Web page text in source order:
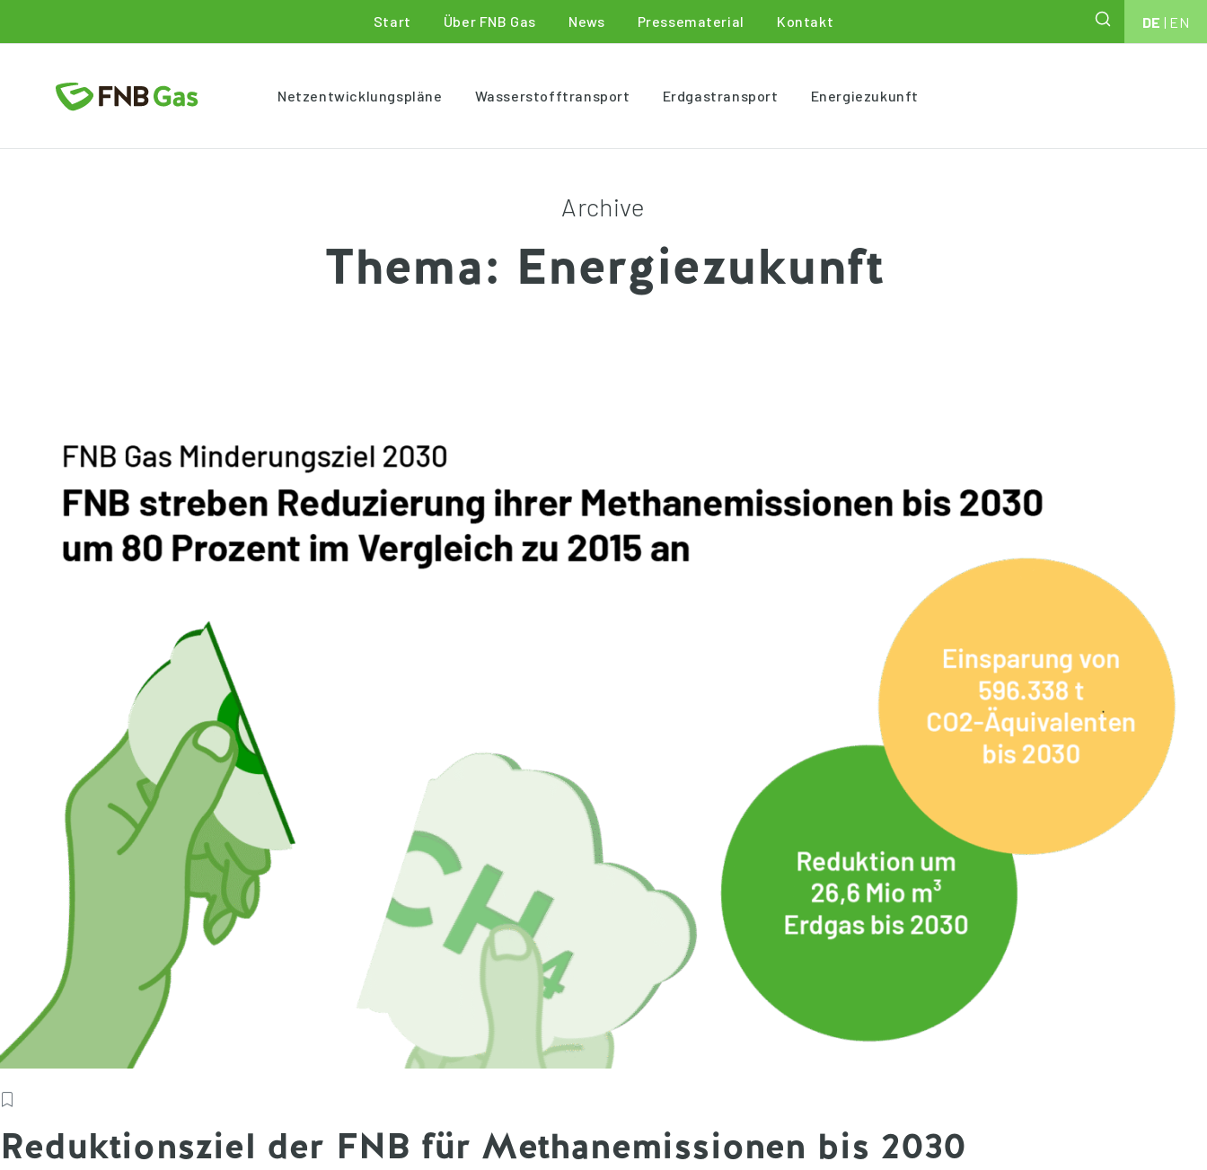
Start Über FNB Gas News Pressematerial Kontakt DE | EN
Netzentwicklungspläne Wasserstofftransport Erdgastransport Energiezukunft
Archive
Thema: Energiezukunft
Reduktionsziel der FNB für Methanemissionen bis 2030